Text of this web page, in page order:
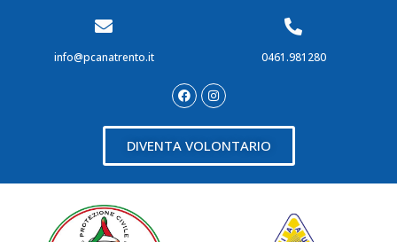
info@pcanatrento.it 0461.981280
DIVENTA VOLONTARIO